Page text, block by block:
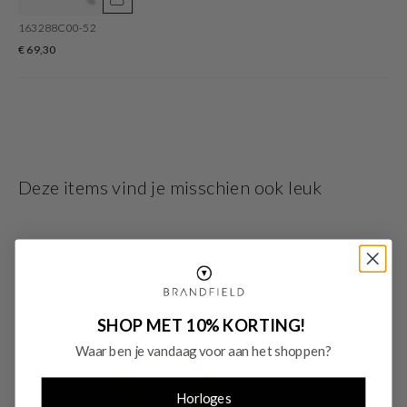
163288C00-52
€ 69,30
Deze items vind je misschien ook leuk
SHOP MET 10% KORTING!
Waar ben je vandaag voor aan het shoppen?
Horloges